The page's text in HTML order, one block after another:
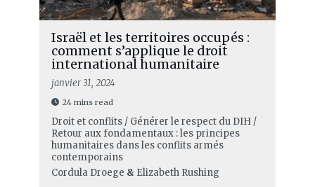
Israël et les territoires occupés :
comment s’applique le droit
international humanitaire
janvier 31, 2024
24 mins read
Droit et conflits / Générer le respect du DIH /
Retour aux fondamentaux : les principes
humanitaires dans les conflits armés
contemporains
Cordula Droege & Elizabeth Rushing